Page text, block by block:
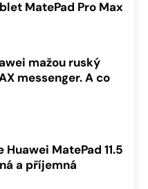
MatePad Pro Max
mažou ruský
messenger. A co
MatePad 11.5
a příjemná